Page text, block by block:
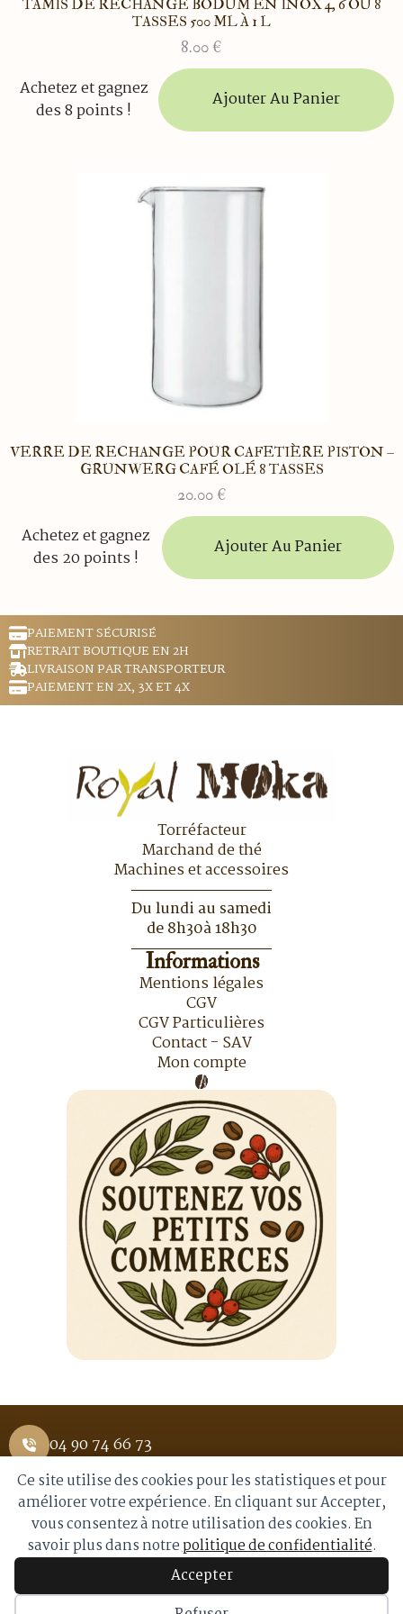
TAMIS DE RECHANGE BODUM EN INOX 4, 6 OU 8
TASSES 500 ML À 1 L
8.00 €
Achetez et gagnez
des 8 points !
Ajouter Au Panier
VERRE DE RECHANGE POUR CAFETIÈRE PISTON –
GRUNWERG CAFÉ OLÉ 8 TASSES
20.00 €
Achetez et gagnez
des 20 points !
Ajouter Au Panier
PAIEMENT SÉCURISÉ
RETRAIT BOUTIQUE EN 2H
LIVRAISON PAR TRANSPORTEUR
PAIEMENT EN 2X, 3X ET 4X
Torréfacteur
Marchand de thé
Machines et accessoires
Du lundi au samedi
de 8h30à 18h30
Informations
Mentions légales
CGV
CGV Particulières
Contact - SAV
Mon compte
04 90 74 66 73
1 Place Saint Pierre 84400 APT
info@royalmoka.fr
© 2026 Royal Moka. Tous droits réservés
Ce site utilise des cookies pour les statistiques et pour
améliorer votre expérience. En cliquant sur Accepter,
vous consentez à notre utilisation des cookies. En
savoir plus dans notrepolitique de confidentialité.
Accepter